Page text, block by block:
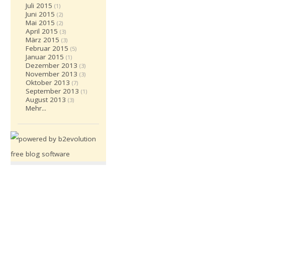
Juli 2015 (1)
Juni 2015 (2)
Mai 2015 (2)
April 2015 (3)
März 2015 (3)
Februar 2015 (5)
Januar 2015 (1)
Dezember 2013 (3)
November 2013 (3)
Oktober 2013 (7)
September 2013 (1)
August 2013 (3)
Mehr...